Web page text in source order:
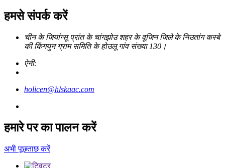
हमसे संपर्क करें
चीन के जियांग्सू प्रांत के चांगझोउ शहर के वूजिन जिले के निउतांग कस्बे
की किंगयुन ग्राम समिति के होउलू गांव संख्या 130।
ऐनी:
holicen@hlskaac.com
हमारे पर का पालन करें
अभी पूछताछ करें